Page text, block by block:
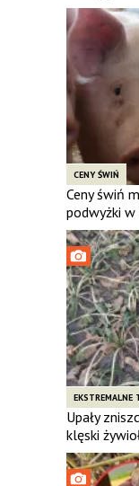
CENY ŚWIŃ
Ceny świń
podwyżki
EKSTREMALNE
Upały
klęski